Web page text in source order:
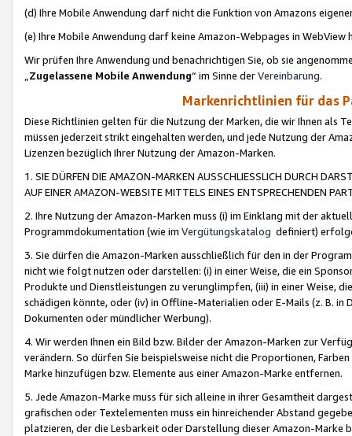
(d) Ihre Mobile Anwendung darf nicht die Funktion von Amazons
(e) Ihre Mobile Anwendung darf keine Amazon-Webpages in WebView
Wir prüfen Ihre Anwendung und benachrichtigen Sie, ob sie
„Zugelassene Mobile Anwendung“ im Sinne derVereinbarung.
Markenrichtlinien für das
Diese Richtlinien gelten für die Nutzung der Marken, die wir Ihnen als
müssen jederzeit strikt eingehalten werden, und jede Nutzung der
Lizenzen bezüglich Ihrer Nutzung der Amazon-Marken.
1. SIE DÜRFEN DIE AMAZON-MARKEN AUSSCHLIESSLICH DURCH
AUF EINER AMAZON-WEBSITE MITTELS EINES ENTSPRECHENDEN
2. Ihre Nutzung der Amazon-Marken muss (i) im Einklang mit der
Programmdokumentation (wie im Vergütungskatalog definiert)
3. Sie dürfen die Amazon-Marken ausschließlich für den in der
nicht wie folgt nutzen oder darstellen: (i) in einer Weise, die ein
Produkte und Dienstleistungen zu verunglimpfen, (iii) in einer Weise,
schädigen könnte, oder (iv) in Offline-Materialien oder E-Mails (z. B. in
Dokumenten oder mündlicher Werbung).
4. Wir werden Ihnen ein Bild bzw. Bilder der Amazon-Marken zur
verändern. So dürfen Sie beispielsweise nicht die Proportionen,
Marke hinzufügen bzw. Elemente aus einer Amazon-Marke entfernen.
5. Jede Amazon-Marke muss für sich alleine in ihrer Gesamtheit
grafischen oder Textelementen muss ein hinreichender Abstand
platzieren, der die Lesbarkeit oder Darstellung dieser Amazon-Marke